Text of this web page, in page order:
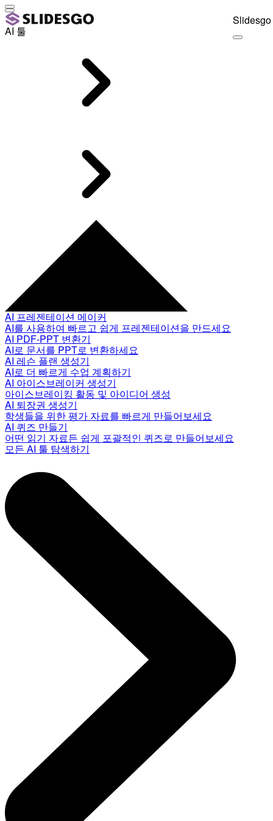
AI 툴
AI 프레젠테이션 메이커
AI를 사용하여 빠르고 쉽게 프레젠테이션을 만드세요
AI PDF-PPT 변환기
AI로 문서를 PPT로 변환하세요
AI 레슨 플랜 생성기
AI로 더 빠르게 수업 계획하기
AI 아이스브레이커 생성기
아이스브레이킹 활동 및 아이디어 생성
AI 퇴장권 생성기
학생들을 위한 평가 자료를 빠르게 만들어보세요
AI 퀴즈 만들기
어떤 읽기 자료든 쉽게 포괄적인 퀴즈로 만들어보세요
모든 AI 툴 탐색하기